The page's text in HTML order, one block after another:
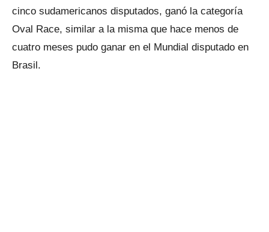
cinco sudamericanos disputados, ganó la categoría
Oval Race, similar a la misma que hace menos de
cuatro meses pudo ganar en el Mundial disputado en
Brasil.